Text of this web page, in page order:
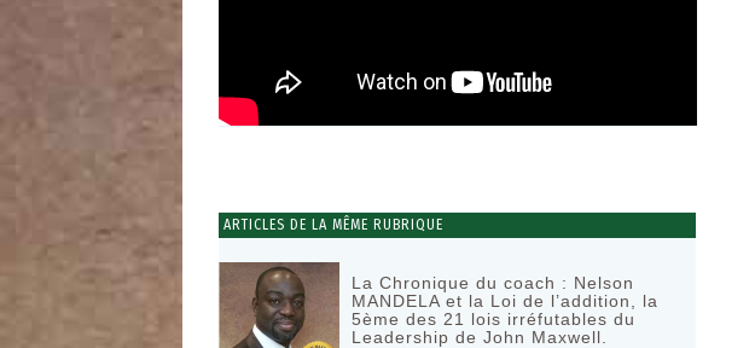
ARTICLES DE LA MÊME RUBRIQUE
La Chronique du coach : Nelson
MANDELA et la Loi de l’addition, la
5ème des 21 lois irréfutables du
Leadership de John Maxwell.